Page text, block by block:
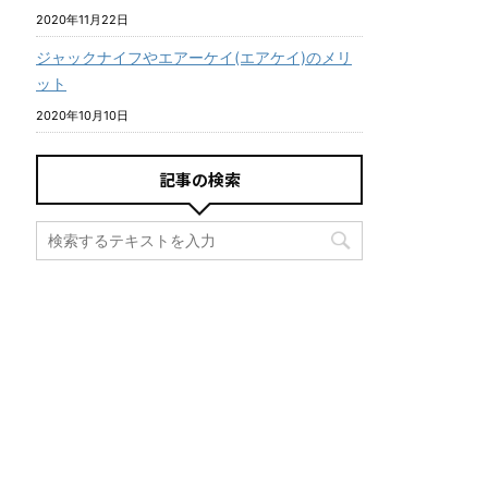
2020年11月22日
ジャックナイフやエアーケイ(エアケイ)のメリ
ット
2020年10月10日
記事の検索